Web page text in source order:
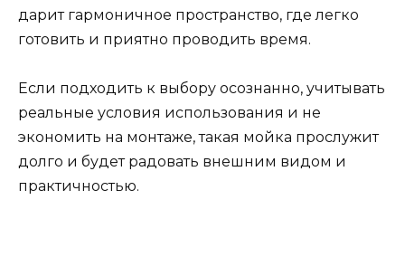
дарит гармоничное пространство, где легко
готовить и приятно проводить время.
Если подходить к выбору осознанно, учитывать
реальные условия использования и не
экономить на монтаже, такая мойка прослужит
долго и будет радовать внешним видом и
практичностью.